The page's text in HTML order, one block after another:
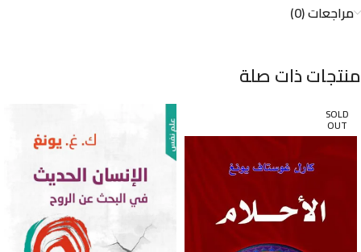
مراجعات (0)
منتجات ذات صلة
SOLD
OUT